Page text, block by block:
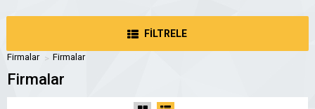
FİLTRELE
Firmalar Firmalar
Firmalar